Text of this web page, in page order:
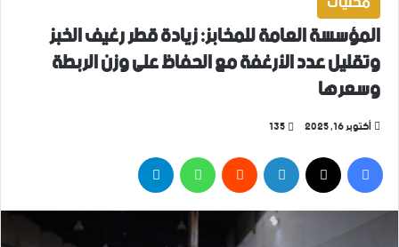
المؤسسة العامة للمخابز: زيادة قطر رغيف الخبز
وتقليل عدد الأرغفة مع الحفاظ على وزن الربطة
وسعرها
أكتوبر 16, 2025 135
فيسبوك‫X لينكدإن واتساب